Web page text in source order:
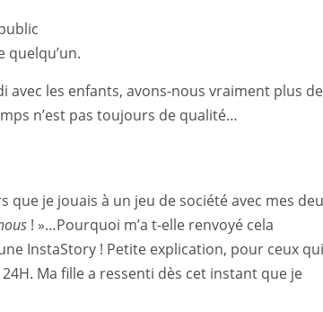
avec les enfants, avons-nous vraiment plus de
n’est pas toujours de qualité…
que je jouais à un jeu de société avec mes
! »…Pourquoi m’a t-elle renvoyé cela
InstaStory ! Petite explication, pour ceux
Ma fille a ressenti dès cet instant que je